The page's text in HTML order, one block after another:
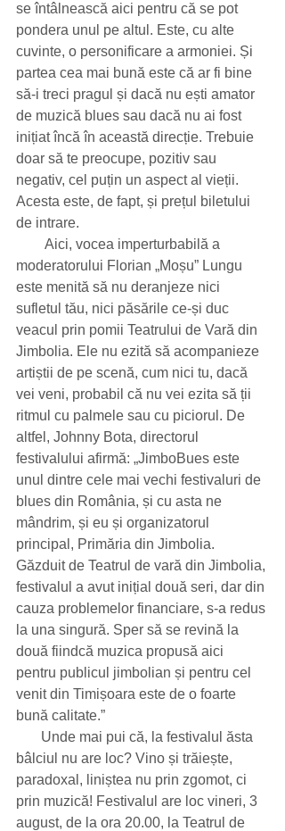
se întâlnească aici pentru că se pot
pondera unul pe altul. Este, cu alte
cuvinte, o personificare a armoniei. Și
partea cea mai bună este că ar fi bine
să-i treci pragul și dacă nu ești amator
de muzică blues sau dacă nu ai fost
inițiat încă în această direcție. Trebuie
doar să te preocupe, pozitiv sau
negativ, cel puțin un aspect al vieții.
Acesta este, de fapt, și prețul biletului
de intrare.
moderatorului Florian „Moșu” Lungu
este menită să nu deranjeze nici
sufletul tău, nici păsările ce-și duc
veacul prin pomii Teatrului de Vară din
Jimbolia. Ele nu ezită să acompanieze
artiștii de pe scenă, cum nici tu, dacă
vei veni, probabil că nu vei ezita să ții
ritmul cu palmele sau cu piciorul. De
altfel, Johnny Bota, directorul
festivalului afirmă: „JimboBues este
unul dintre cele mai vechi festivaluri de
blues din România, și cu asta ne
mândrim, și eu și organizatorul
principal, Primăria din Jimbolia.
Găzduit de Teatrul de vară din Jimbolia,
festivalul a avut inițial două seri, dar din
cauza problemelor financiare, s-a redus
la una singură. Sper să se revină la
două fiindcă muzica propusă aici
pentru publicul jimbolian și pentru cel
venit din Timișoara este de o foarte
bună calitate.”
bâlciul nu are loc? Vino și trăiește,
paradoxal, liniștea nu prin zgomot, ci
prin muzică! Festivalul are loc vineri, 3
august, de la ora 20.00, la Teatrul de